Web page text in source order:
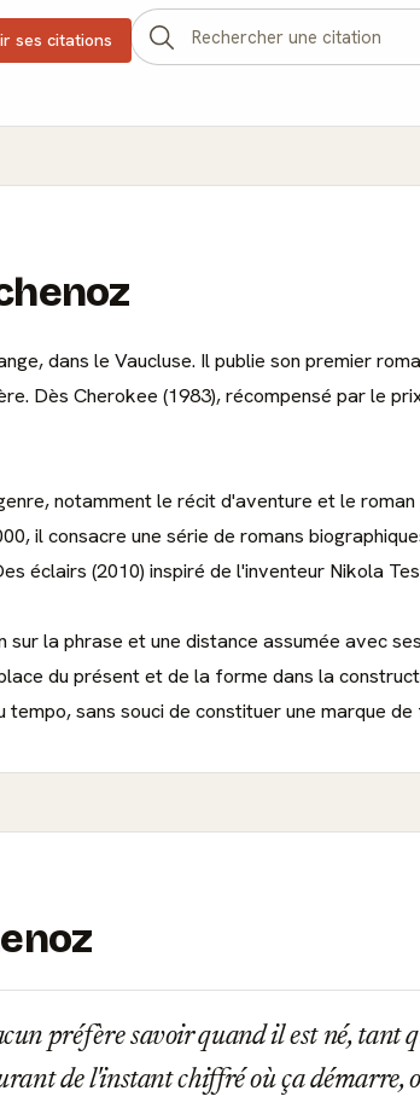
ses citations
dans le Vaucluse. Il publie son premier
Dès Cherokee (1983), récompensé par le
notamment le récit d'aventure et le
il consacre une série de romans
éclairs (2010) inspiré de l'inventeur Nikola
sur la phrase et une distance assumée avec
du présent et de la forme dans la
sans souci de constituer une marque de
préfère savoir quand il est né, tant
de l'instant chiffré où ça démarre,